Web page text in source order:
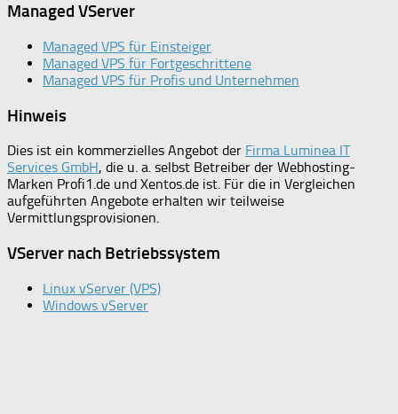
Managed VServer
Managed VPS für Einsteiger
Managed VPS für Fortgeschrittene
Managed VPS für Profis und Unternehmen
Hinweis
Dies ist ein kommerzielles Angebot der Firma Luminea IT
Services GmbH, die u. a. selbst Betreiber der Webhosting-
Marken Profi1.de und Xentos.de ist. Für die in Vergleichen
aufgeführten Angebote erhalten wir teilweise
Vermittlungsprovisionen.
VServer nach Betriebssystem
Linux vServer (VPS)
Windows vServer